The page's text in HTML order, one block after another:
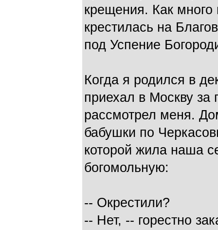
крещения. Как
крестилась на
под Успение
Когда я родился в
приехал в Москву за
рассмотрел меня.
бабушки по
которой жила наша
богомольную:
-- Окрестили?
-- Нет, -- горестно